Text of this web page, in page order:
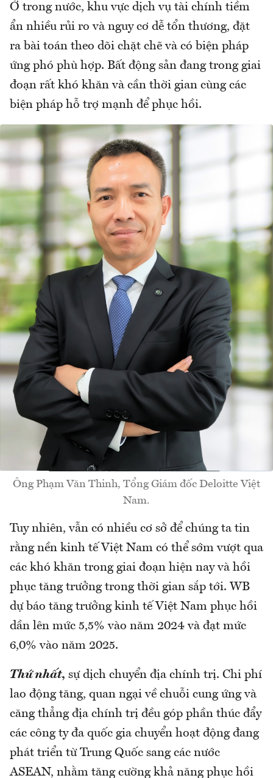
Ở trong nước, khu vực dịch vụ tài chính tiềm
ẩn nhiều rủi ro và nguy cơ dễ tổn thương, đặt
ra bài toán theo dõi chặt chẽ và có biện pháp
ứng phó phù hợp. Bất động sản đang trong giai
đoạn rất khó khăn và cần thời gian cùng các
biện pháp hỗ trợ mạnh để phục hồi.
Ông Phạm Văn Thinh, Tổng Giám đốc Deloitte Việt
Nam.
Tuy nhiên, vẫn có nhiều cơ sở để chúng ta tin
rằng nền kinh tế Việt Nam có thể sớm vượt qua
các khó khăn trong giai đoạn hiện nay và hồi
phục tăng trưởng trong thời gian sắp tới. WB
dự báo tăng trưởng kinh tế Việt Nam phục hồi
dần lên mức 5,5% vào năm 2024 và đạt mức
6,0% vào năm 2025.
Thứ nhất, sự dịch chuyển địa chính trị. Chi phí
lao động tăng, quan ngại về chuỗi cung ứng và
căng thẳng địa chính trị đều góp phần thúc đẩy
các công ty đa quốc gia chuyển hoạt động đang
phát triển từ Trung Quốc sang các nước
ASEAN, nhằm tăng cường khả năng phục hồi